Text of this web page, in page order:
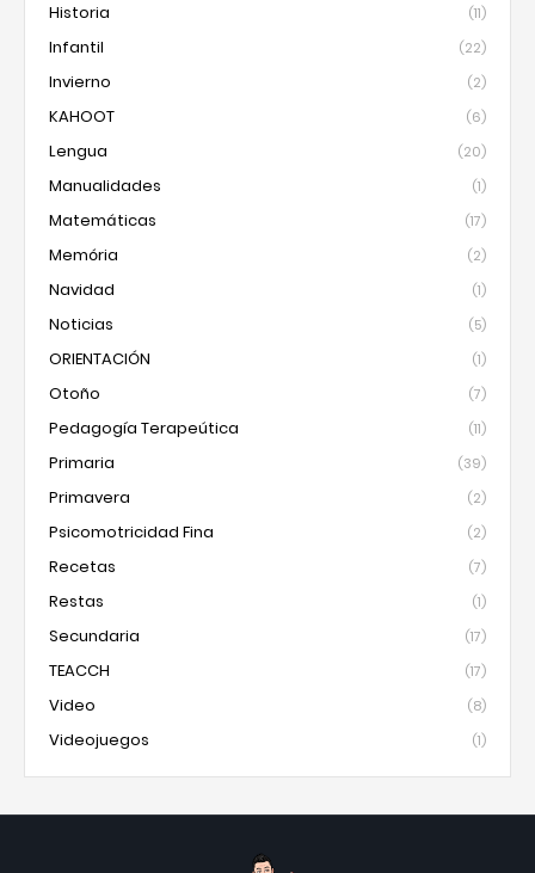
Historia (11)
Infantil (22)
Invierno (2)
KAHOOT (6)
Lengua (20)
Manualidades (1)
Matemáticas (17)
Memória (2)
Navidad (1)
Noticias (5)
ORIENTACIÓN (1)
Otoño (7)
Pedagogía Terapeútica (11)
Primaria (39)
Primavera (2)
Psicomotricidad Fina (2)
Recetas (7)
Restas (1)
Secundaria (17)
TEACCH (17)
Video (8)
Videojuegos (1)